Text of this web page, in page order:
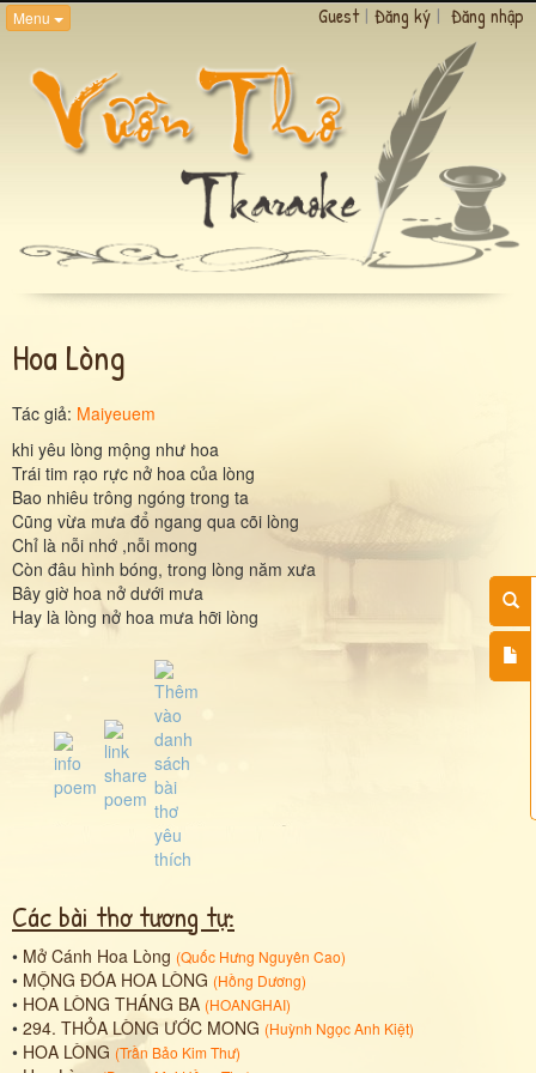
Menu Guest | Đăng ký | Đăng nhập
Hoa Lòng
Tác giả: Maiyeuem
khi yêu lòng mộng như hoa
Trái tim rạo rực nở hoa của lòng
Bao nhiêu trông ngóng trong ta
Cũng vừa mưa đổ ngang qua cõi lòng
Chỉ là nỗi nhớ ,nỗi mong
Còn đâu hình bóng, trong lòng năm xưa
Bây giờ hoa nở dưới mưa
Hay là lòng nở hoa mưa hỡi lòng
Các bài thơ tương tự:
• Mở Cánh Hoa Lòng (Quốc Hưng Nguyên Cao)
• MỘNG ĐÓA HOA LÒNG (Hồng Dương)
• HOA LÒNG THÁNG BA (HOANGHAI)
• 294. THỎA LÒNG ƯỚC MONG (Huỳnh Ngọc Anh Kiệt)
• HOA LÒNG (Trần Bảo Kim Thư)